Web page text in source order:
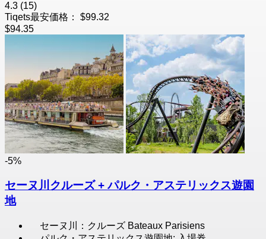
4.3 (15)
Tiqets最安価格：
$99.32
$94.35
-5%
セーヌ川クルーズ + パルク・アステリックス遊園
地
セーヌ川：クルーズ Bateaux Parisiens